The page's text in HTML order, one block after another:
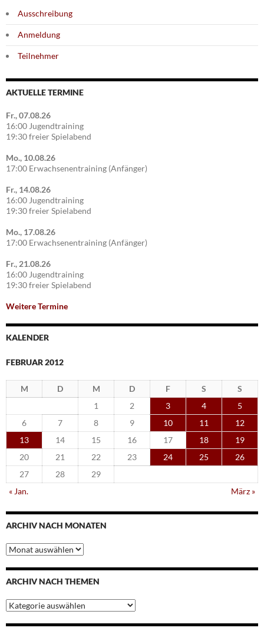
Ausschreibung
Anmeldung
Teilnehmer
AKTUELLE TERMINE
Fr., 07.08.26
16:00 Jugendtraining
19:30 freier Spielabend
Mo., 10.08.26
17:00 Erwachsenentraining (Anfänger)
Fr., 14.08.26
16:00 Jugendtraining
19:30 freier Spielabend
Mo., 17.08.26
17:00 Erwachsenentraining (Anfänger)
Fr., 21.08.26
16:00 Jugendtraining
19:30 freier Spielabend
Weitere Termine
KALENDER
FEBRUAR 2012
M D M D F S
S
1
2 3 4
5
6
7 8 9 10 11
12
13
14 15 16 17 18
19
20
21 22 23 24 25
26
27
28
29
« Jan.
März »
ARCHIV NACH MONATEN
Archiv
nach
Monaten
ARCHIV NACH THEMEN
Archiv
nach
Themen